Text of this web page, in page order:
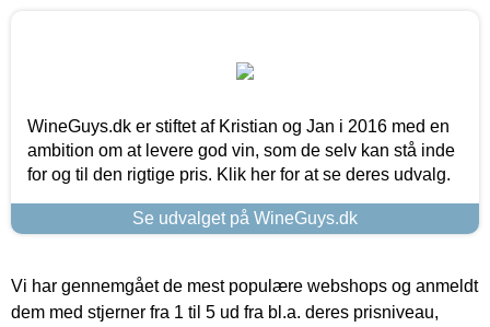
WineGuys.dk er stiftet af Kristian og Jan i 2016 med en
ambition om at levere god vin, som de selv kan stå inde
for og til den rigtige pris. Klik her for at se deres udvalg.
Se udvalget på WineGuys.dk
Vi har gennemgået de mest populære webshops og anmeldt
dem med stjerner fra 1 til 5 ud fra bl.a. deres prisniveau,